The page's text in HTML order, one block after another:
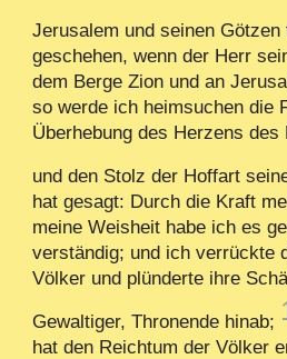
Jerusalem und seinen Götzen
geschehen, wenn der Herr
dem Berge Zion und an
so werde ich heimsuchen die
Überhebung des Herzens
und den Stolz der Hoffart
hat gesagt: Durch die Kraft
meine Weisheit habe ich es
verständig; und ich verrückte
Völker und plünderte ihre
Gewaltiger, Thronende hinab;
hat den Reichtum der Völker